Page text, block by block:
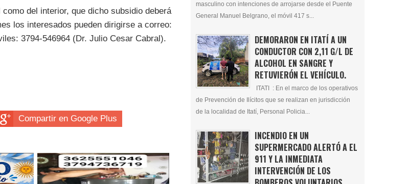
del interior, que dicho subsidio deberá
los interesados pueden dirigirse a correo:
3794-546964 (Dr. Julio Cesar Cabral).
Compartir en Google Plus
masculino con intenciones de arrojarse desde el Puente
General Manuel Belgrano, el móvil 417 s...
DEMORARON EN ITATÍ A UN
CONDUCTOR CON 2,11 G/L DE
ALCOHOL EN SANGRE Y
RETUVIERÓN EL VEHÍCULO.
ITATI : En el marco de los operativos
de Prevención de Ilícitos que se realizan en jurisdicción
de la localidad de Itatí, Personal Policia...
INCENDIO EN UN
SUPERMERCADO ALERTÓ A EL
911 Y LA INMEDIATA
INTERVENCIÓN DE LOS